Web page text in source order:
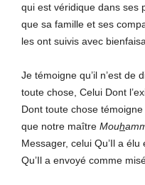
qui est véridique dans ses
que sa famille et ses
les ont suivis avec
Je témoigne qu’il n’est de
toute chose, Celui Dont
Dont toute chose
que notre maître Mouh
Messager, celui Qu’Il a
Qu’Il a envoyé comme